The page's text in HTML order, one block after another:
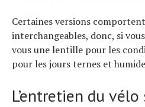
Certaines versions
interchangeables, donc, si
vous une lentille pour les
pour les jours ternes et
L’entretien du